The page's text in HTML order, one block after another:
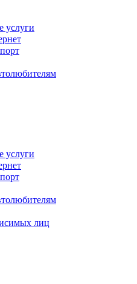
услуги
услуги
лиц